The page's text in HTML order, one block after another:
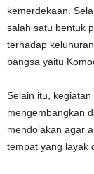
kemerdekaan.
salah satu bentuk
terhadap
bangsa yaitu
Selain itu,
mengembangkan
mendo’akan agar
tempat yang layak